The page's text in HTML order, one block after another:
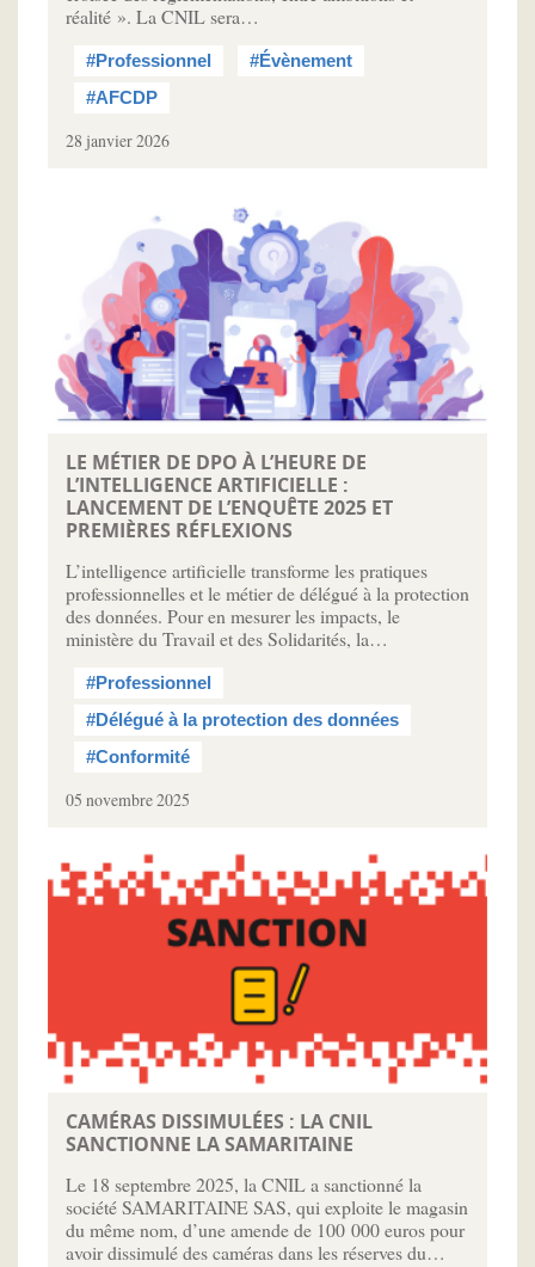
réalité ». La CNIL sera…
#Professionnel
#Évènement
#AFCDP
28 janvier 2026
LE MÉTIER DE DPO À L’HEURE DE
L’INTELLIGENCE ARTIFICIELLE :
LANCEMENT DE L’ENQUÊTE 2025 ET
PREMIÈRES RÉFLEXIONS
L’intelligence artificielle transforme les pratiques
professionnelles et le métier de délégué à la protection
des données. Pour en mesurer les impacts, le
ministère du Travail et des Solidarités, la…
#Professionnel
#Délégué à la protection des données
#Conformité
05 novembre 2025
CAMÉRAS DISSIMULÉES : LA CNIL
SANCTIONNE LA SAMARITAINE
Le 18 septembre 2025, la CNIL a sanctionné la
société SAMARITAINE SAS, qui exploite le magasin
du même nom, d’une amende de 100 000 euros pour
avoir dissimulé des caméras dans les réserves du…